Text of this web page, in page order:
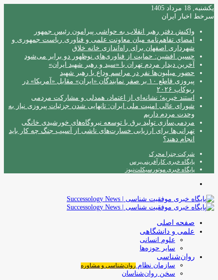
یکشنبه, 18 مرداد 1405
سرخط اخبار ایران
واکنش دفتر رهبر انقلاب به حواشی پیرامون رئیس جمهور
امضای تفاهم‌نامه میان معاونت علمی و فناوری ریاست جمهوری و
شهرداری اصفهان برای راه‌اندازی خانه خلاق
حسین افشین: حمایت از فناوری‌های نوظهور دو برابر می‌شود
آخرین دیدار مردم تهران با «سید و رهبر شهید ایران»
حضور میلیون‌ها نفر در مراسم وداع با رهبر شهید
پیروزی قاطع ۱۰ بر صفر نمایندگان «ایران» مقابل «آمریکا» در
ربوکاپ ۲۰۲۶
استند خیریه؛ نشانه‌ای از اعتماد، همدلی و مشارکت مردمی
شورای عالی امنیت ملی ایران: تانهایی شدن جزئیات پیروزی نیاز به
وحدت مردم داریم
مردمی‌سازی تولید برق با توسعه نیروگاه‌های خورشیدی خانگی
تهرانی‌ها برای ارزیابی خسارت‌های ناشی از آسیب جنگ چه کار باید
انجام دهند؟
شرکت چترا محرک
پایگاه خبری کارآفرینی‌پرس
پایگاه خبری موتورسیکلت‌نیوز
صفحه اصلی
علمی و دانشگاهی
علوم انسانی
سایر حوزه‌ها
روان‌شناسی
سازمان نظام روان‌شناسی و مشاوره
سخن روان‌شناسان